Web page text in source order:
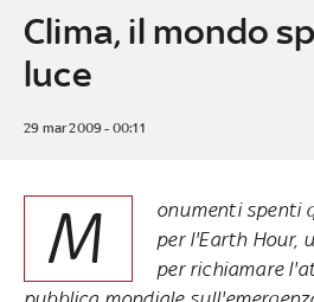
Clima, il mondo
luce
29 mar 2009 - 00:11
M
onumenti spenti
per l'Earth Hour,
per richiamare